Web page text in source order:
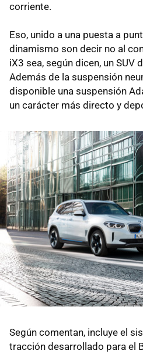
corriente.
Eso, unido a una puesta a
dinamismo son decir no al
iX3 sea, según dicen, un SUV
Además de la suspensión
disponible una suspensión
un carácter más directo y
Según comentan, incluye el
tracción desarrollado para el